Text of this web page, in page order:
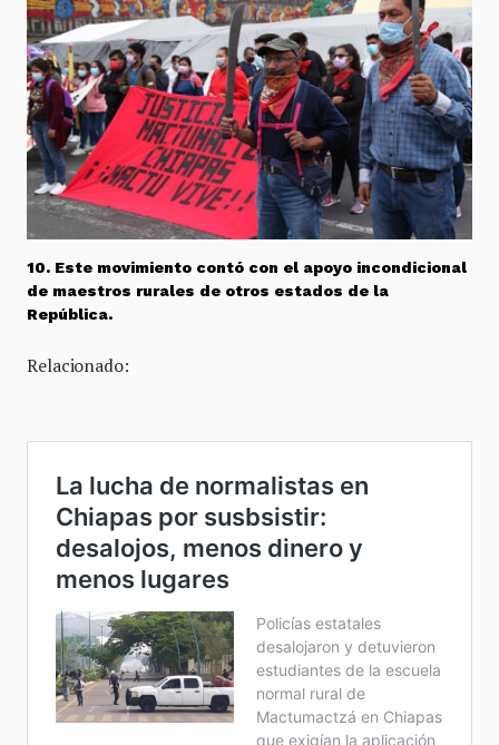
10. Este movimiento contó con el apoyo incondicional
de maestros rurales de otros estados de la
República.
Relacionado: